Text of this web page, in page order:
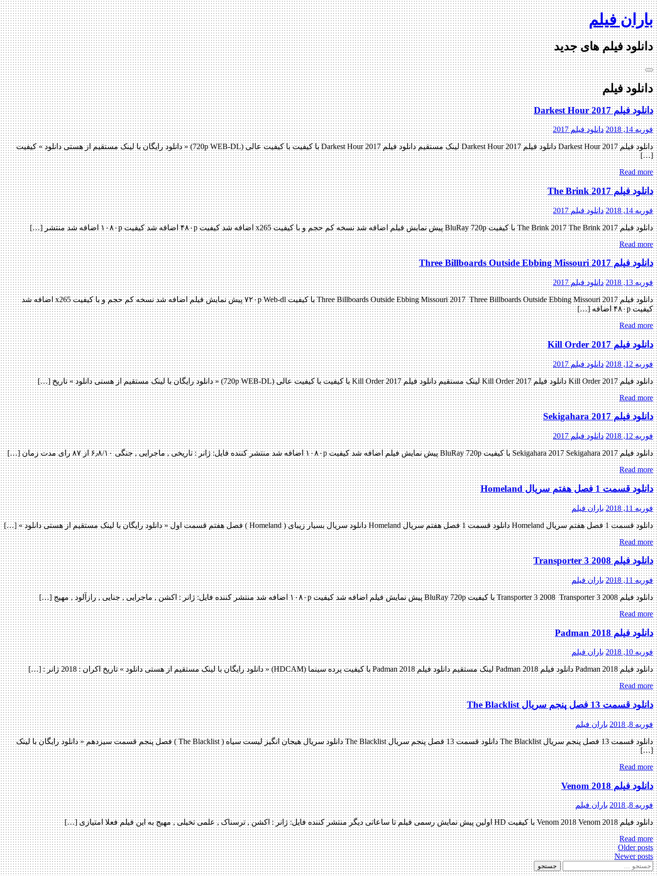
Skip
to
content
باران فیلم
دانلود فیلم های جدید
دانلود فیلم
دانلود فیلم Darkest Hour 2017
فوریه 14, 2018 دانلود فیلم 2017
دانلود فیلم Darkest Hour 2017 دانلود فیلم Darkest Hour 2017 لینک مستقیم دانلود فیلم Darkest Hour 2017 با کیفیت با کیفیت عالی (720p WEB-DL) « دانلود رایگان با لینک مستقیم از هستی دانلود » کیفیت
[…]
Read more
دانلود فیلم The Brink 2017
فوریه 14, 2018 دانلود فیلم 2017
دانلود فیلم The Brink 2017 The Brink 2017 با کیفیت BluRay 720p پیش نمایش فیلم اضافه شد نسخه کم حجم و با کیفیت x265 اضافه شد کیفیت ۴۸۰p اضافه شد کیفیت ۱۰۸۰p اضافه شد منتشر […]
Read more
دانلود فیلم Three Billboards Outside Ebbing Missouri 2017
فوریه 13, 2018 دانلود فیلم 2017
دانلود فیلم Three Billboards Outside Ebbing Missouri 2017 Three Billboards Outside Ebbing Missouri 2017 با کیفیت ۷۲۰p Web-dl پیش نمایش فیلم اضافه شد نسخه کم حجم و با کیفیت x265 اضافه شد
کیفیت ۴۸۰p اضافه […]
Read more
دانلود فیلم Kill Order 2017
فوریه 12, 2018 دانلود فیلم 2017
دانلود فیلم Kill Order 2017 دانلود فیلم Kill Order 2017 لینک مستقیم دانلود فیلم Kill Order 2017 با کیفیت با کیفیت عالی (720p WEB-DL) « دانلود رایگان با لینک مستقیم از هستی دانلود » تاریخ […]
Read more
دانلود فیلم Sekigahara 2017
فوریه 12, 2018 دانلود فیلم 2017
دانلود فیلم Sekigahara 2017 Sekigahara 2017 با کیفیت BluRay 720p پیش نمایش فیلم اضافه شد کیفیت ۱۰۸۰p اضافه شد منتشر کننده فایل: ژانر : تاریخی , ماجرایی , جنگی ۶٫۸/۱۰ از ۸۷ رای مدت زمان […]
Read more
دانلود قسمت 1 فصل هفتم سریال Homeland
فوریه 11, 2018 باران فیلم
دانلود قسمت 1 فصل هفتم سریال Homeland دانلود قسمت 1 فصل هفتم سریال Homeland دانلود سریال بسیار زیبای ( Homeland ) فصل هفتم قسمت اول « دانلود رایگان با لینک مستقیم از هستی دانلود » […]
Read more
دانلود فیلم Transporter 3 2008
فوریه 11, 2018 باران فیلم
دانلود فیلم Transporter 3 2008 Transporter 3 2008 با کیفیت BluRay 720p پیش نمایش فیلم اضافه شد کیفیت ۱۰۸۰p اضافه شد منتشر کننده فایل: ژانر : اکشن , ماجرایی , جنایی , رازآلود , مهیج […]
Read more
دانلود فیلم Padman 2018
فوریه 10, 2018 باران فیلم
دانلود فیلم Padman 2018 دانلود فیلم Padman 2018 لینک مستقیم دانلود فیلم Padman 2018 با کیفیت پرده سینما (HDCAM) « دانلود رایگان با لینک مستقیم از هستی دانلود » تاریخ اکران : 2018 ژانر : […]
Read more
دانلود قسمت 13 فصل پنجم سریال The Blacklist
فوریه 8, 2018 باران فیلم
دانلود قسمت 13 فصل پنجم سریال The Blacklist دانلود قسمت 13 فصل پنجم سریال The Blacklist دانلود سریال هیجان انگیز لیست سیاه ( The Blacklist ) فصل پنجم قسمت سیزدهم « دانلود رایگان با لینک
[…]
Read more
دانلود فیلم Venom 2018
فوریه 8, 2018 باران فیلم
دانلود فیلم Venom 2018 Venom 2018 با کیفیت HD اولین پیش نمایش رسمی فیلم تا ساعاتی دیگر منتشر کننده فایل: ژانر : اکشن , ترسناک , علمی تخیلی , مهیج به این فیلم فعلا امتیازی […]
Read more
Posts
navigation
Older posts
Newer posts
جستجو